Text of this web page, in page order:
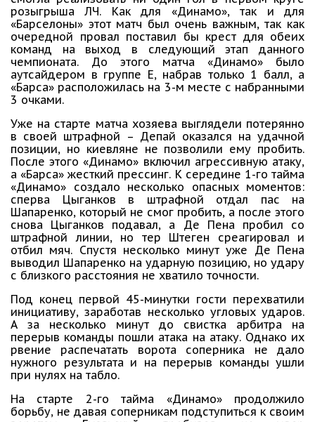
розыгрыша ЛЧ. Как для «Динамо», так и для
«Барселоны» этот матч был очень важным, так как
очередной провал поставил бы крест для обеих
команд на выход в следующий этап данного
чемпионата. До этого матча «Динамо» было
аутсайдером в группе Е, набрав только 1 балл, а
«Барса» расположилась на 3-м месте с набранными
3 очками.
Уже на старте матча хозяева выглядели потерянно
в своей штрафной – Депай оказался на удачной
позиции, но киевляне не позволили ему пробить.
После этого «Динамо» включил агрессивную атаку,
а «Барса» жесткий прессинг. К середине 1-го тайма
«Динамо» создало несколько опасных моментов:
сперва Цыганков в штрафной отдал пас на
Шапаренко, который не смог пробить, а после этого
снова Цыганков подавал, а Де Пена пробил со
штрафной линии, но тер Штеген среагировал и
отбил мяч. Спустя несколько минут уже Де Пена
выводил Шапаренко на ударную позицию, но удару
с близкого расстояния не хватило точности.
Под конец первой 45-минутки гости перехватили
инициативу, заработав несколько угловых ударов.
А за несколько минут до свистка арбитра на
перерыв команды пошли атака на атаку. Однако их
рвение распечатать ворота соперника не дало
нужного результата и на перерыв команды ушли
при нулях на табло.
На старте 2-го тайма «Динамо» продолжило
борьбу, не давая соперникам подступиться к своим